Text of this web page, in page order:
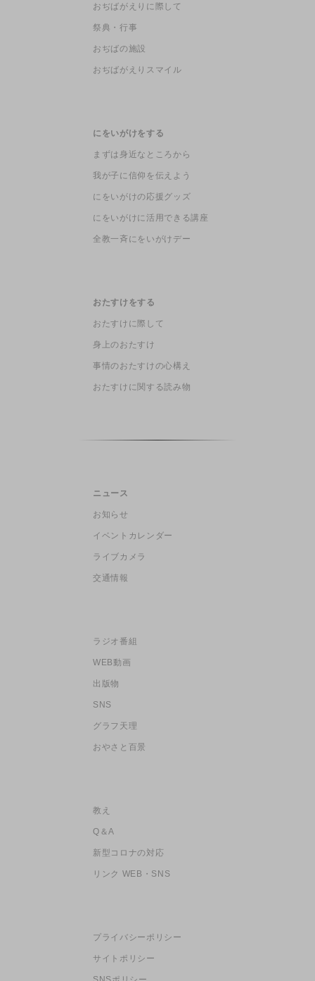
おぢばがえりに際して
祭典・行事
おぢばの施設
おぢばがえりスマイル
にをいがけをする
まずは身近なところから
我が子に信仰を伝えよう
にをいがけの応援グッズ
にをいがけに活用できる講座
全教一斉にをいがけデー
おたすけをする
おたすけに際して
身上のおたすけ
事情のおたすけの心構え
おたすけに関する読み物
ニュース
お知らせ
イベントカレンダー
ライブカメラ
交通情報
ラジオ番組
WEB動画
出版物
SNS
グラフ天理
おやさと百景
教え
Q＆A
新型コロナの対応
リンク WEB・SNS
プライバシーポリシー
サイトポリシー